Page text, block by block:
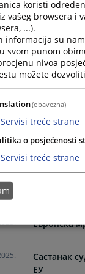
Судије из
Наставак
Изградња
Посјета
Тузланског
Наставак
Европска
Састанак
ЕУ
koristi
vašeg browsera i
...).
informacija su
svom punom
nivoa
možete
(obavezna)
Servisi treće strane
o posjećenosti
Servisi treće strane